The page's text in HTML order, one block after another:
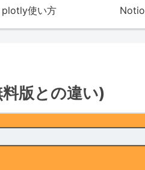
plotly使い方
版との違い)